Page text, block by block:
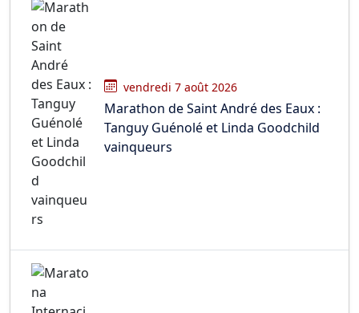
vendredi 7 août 2026
Marathon de Saint André des Eaux :
Tanguy Guénolé et Linda Goodchild
vainqueurs